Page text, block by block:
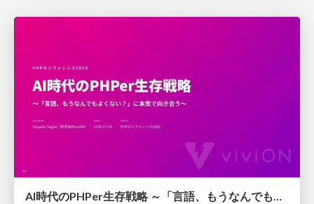
AI時代のPHPer生存戦略 ～「言語、もうなんでもよくない？」に本気で向き合う～